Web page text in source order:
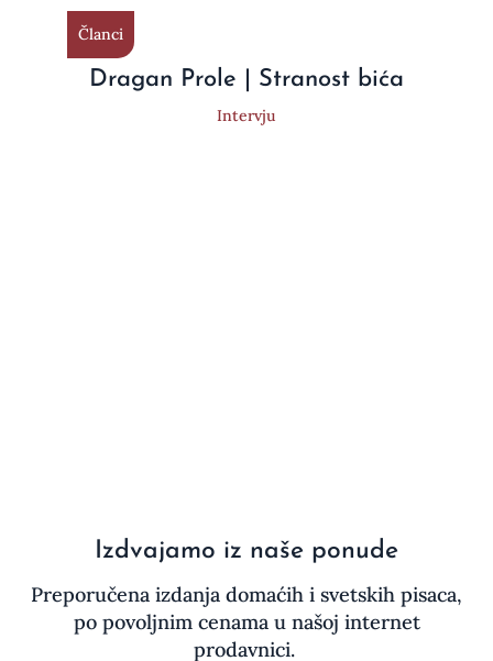
Članci
Dragan Prole | Stranost bića
Intervju
Izdvajamo iz naše ponude
Preporučena izdanja domaćih i svetskih pisaca,
po povoljnim cenama u našoj internet
prodavnici.